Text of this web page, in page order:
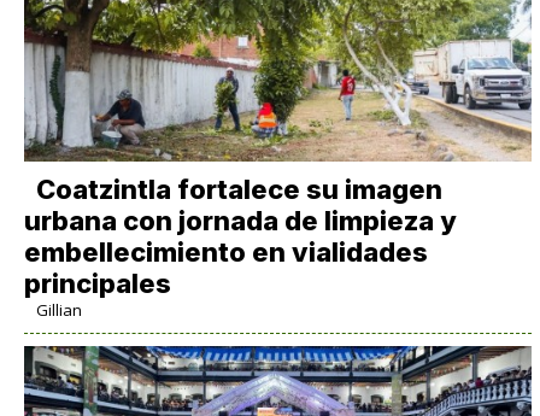
Coatzintla fortalece su imagen
urbana con jornada de limpieza y
embellecimiento en vialidades
principales
Gillian